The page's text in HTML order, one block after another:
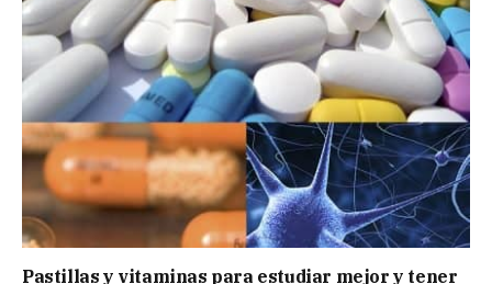
Pastillas y vitaminas para estudiar mejor y tener